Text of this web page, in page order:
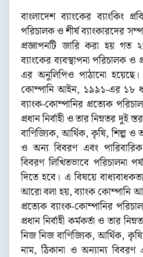
বাংলাদেশ ব্যাংকের ব্যাংকিং
পরিচালক ও শীর্ষ ব্যাংকারদের
প্রজ্ঞাপনটি জারি করা হয় গত
ব্যাংকের ব্যবস্থাপনা পরিচালক ও
এর অনুলিপিও পাঠানো হয়েছে।
কোম্পানি আইন, ১৯৯১-এর ১৮
ব্যাংক-কোম্পানির প্রত্যেক
প্রধান নির্বাহী ও তার নিম্নতর দুই
বাণিজ্যিক, আর্থিক, কৃষি, শিল্প ও
ও অন্য বিবরণ এবং পারিবারিক
বিবরণ লিখিতভাবে পরিচালনা
দিতে হবে। এ বিষয়ে
আরো বলা হয়, ব্যাংক কোম্পানি
প্রত্যেক ব্যাংক-কোম্পানির
প্রধান নির্বাহী কর্মকর্তা ও তার
নিজ নিজ বাণিজ্যিক, আর্থিক,
নাম, ঠিকানা ও অন্যান্য বিবরণ